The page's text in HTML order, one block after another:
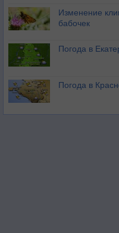
Изменение
бабочек
Погода в
Погода в